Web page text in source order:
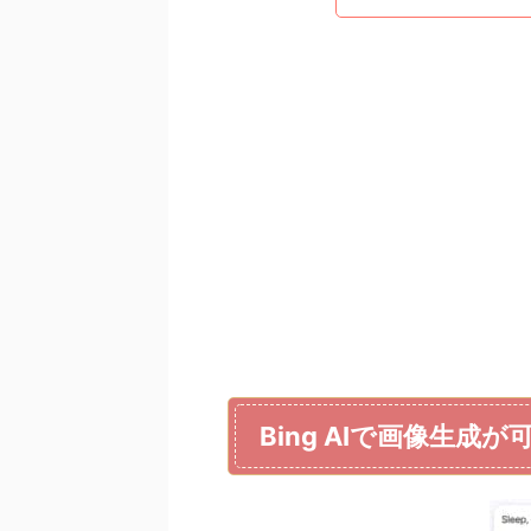
Bing AIで画像生成が